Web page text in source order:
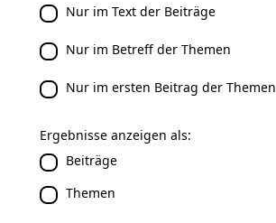
Nur im Text der Beiträge
Nur im Betreff der Themen
Nur im ersten Beitrag der Themen
Ergebnisse anzeigen als:
Beiträge
Themen